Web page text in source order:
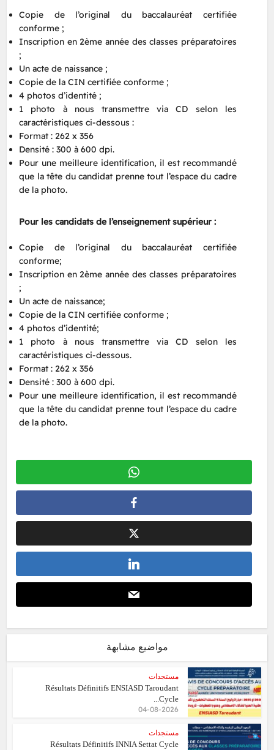
Copie de l’original du baccalauréat certifiée
conforme ;
Inscription en 2ème année des classes préparatoires
;
Un acte de naissance ;
Copie de la CIN certifiée conforme ;
4 photos d’identité ;
1 photo à nous transmettre via CD selon les
caractéristiques ci-dessous :
Format : 262 x 356
Densité : 300 à 600 dpi.
Pour une meilleure identification, il est recommandé
que la tête du candidat prenne tout l’espace du cadre
de la photo.
Pour les candidats de l’enseignement supérieur :
Copie de l’original du baccalauréat certifiée
conforme;
Inscription en 2ème année des classes préparatoires
;
Un acte de naissance;
Copie de la CIN certifiée conforme ;
4 photos d’identité;
1 photo à nous transmettre via CD selon les
caractéristiques ci-dessous.
Format : 262 x 356
Densité : 300 à 600 dpi.
Pour une meilleure identification, il est recommandé
que la tête du candidat prenne tout l’espace du cadre
de la photo.
مواضيع مشابهة
مستجدات
Résultats Définitifs ENSIASD Taroudant
Cycle...
04-08-2026
مستجدات
Résultats Définitifs INNIA Settat Cycle